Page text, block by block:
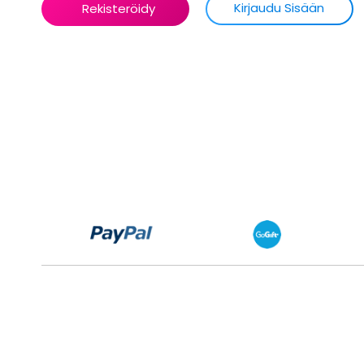
Rekisteröidy Kirjaudu Sisään